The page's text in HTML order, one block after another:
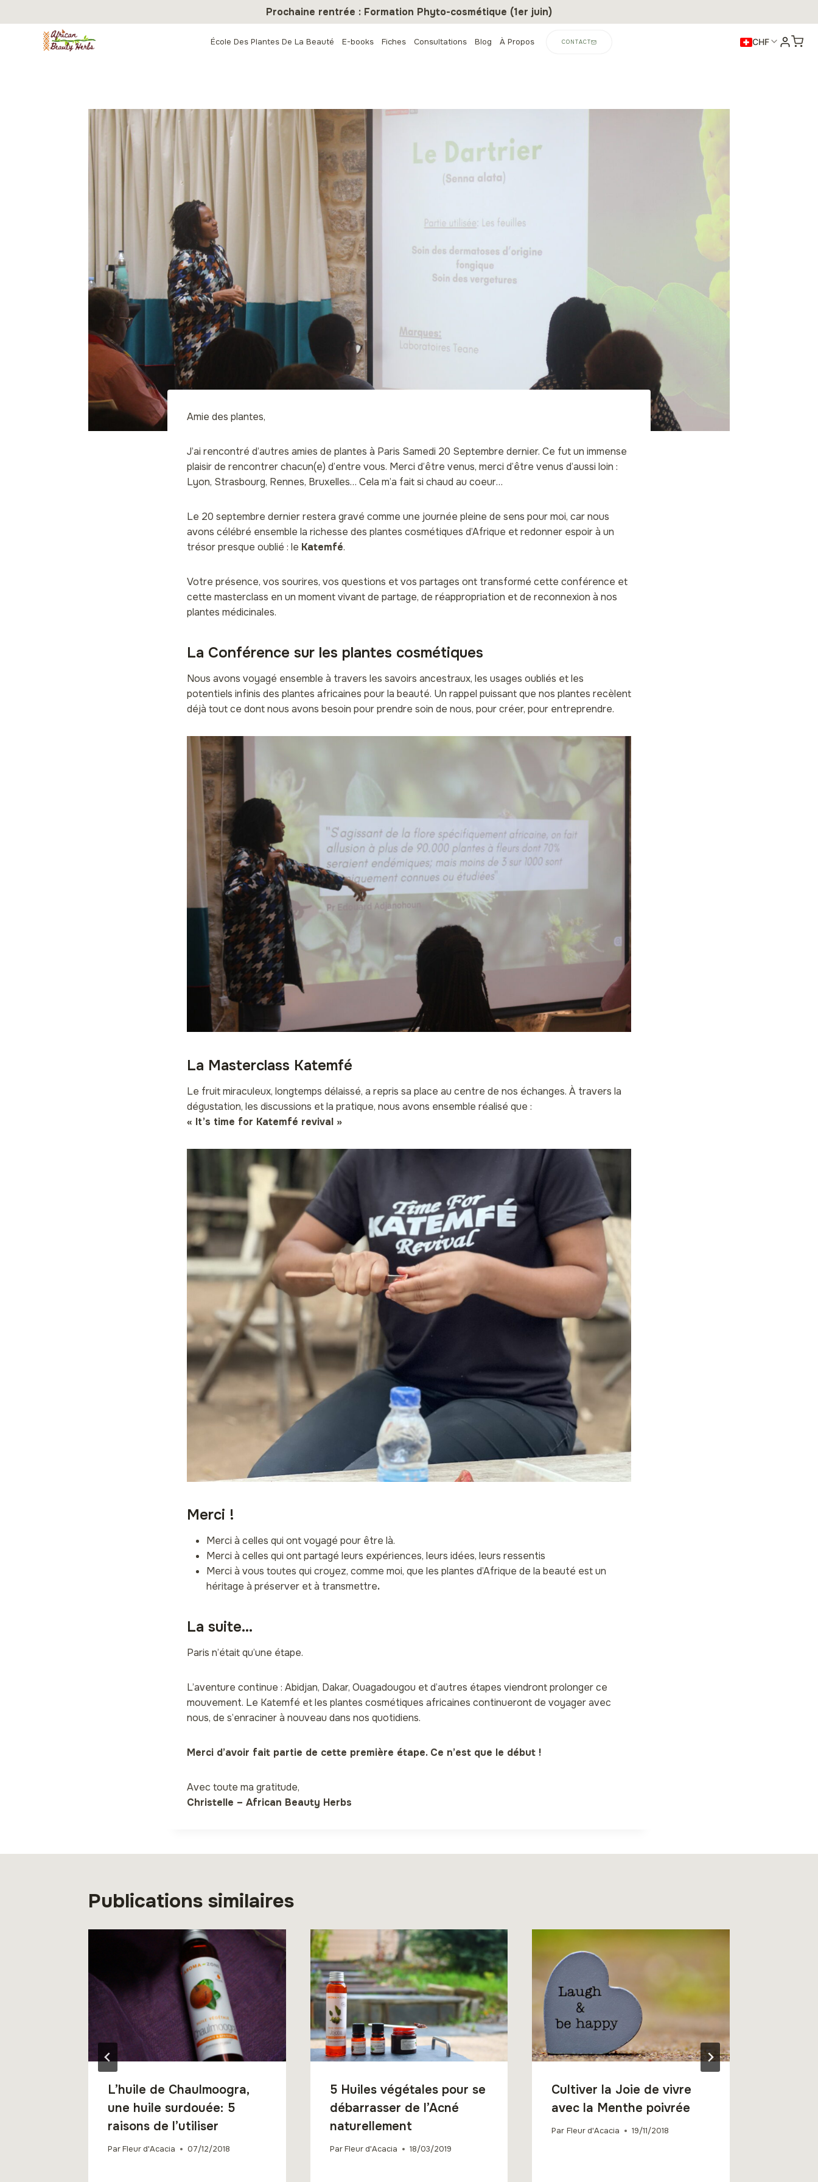
au
Prochaine rentrée : Formation Phyto-cosmétique (1er juin)
École Des Plantes De La Beauté E-books Fiches Consultations Blog À Propos CONTACT CHF
Amie des plantes,
J’ai rencontré d’autres amies de plantes à Paris Samedi 20 Septembre dernier. Ce fut un immense
plaisir de rencontrer chacun(e) d’entre vous. Merci d’être venus, merci d’être venus d’aussi loin :
Lyon, Strasbourg, Rennes, Bruxelles… Cela m’a fait si chaud au coeur…
Le 20 septembre dernier restera gravé comme une journée pleine de sens pour moi, car nous
avons célébré ensemble la richesse des plantes cosmétiques d’Afrique et redonner espoir à un
trésor presque oublié : le Katemfé.
Votre présence, vos sourires, vos questions et vos partages ont transformé cette conférence et
cette masterclass en un moment vivant de partage, de réappropriation et de reconnexion à nos
plantes médicinales.
La Conférence sur les plantes cosmétiques
Nous avons voyagé ensemble à travers les savoirs ancestraux, les usages oubliés et les
potentiels infinis des plantes africaines pour la beauté. Un rappel puissant que nos plantes recèlent
déjà tout ce dont nous avons besoin pour prendre soin de nous, pour créer, pour entreprendre.
La Masterclass Katemfé
Le fruit miraculeux, longtemps délaissé, a repris sa place au centre de nos échanges. À travers la
dégustation, les discussions et la pratique, nous avons ensemble réalisé que :
« It’s time for Katemfé revival »
Merci !
Merci à celles qui ont voyagé pour être là.
Merci à celles qui ont partagé leurs expériences, leurs idées, leurs ressentis
Merci à vous toutes qui croyez, comme moi, que les plantes d’Afrique de la beauté est un
héritage à préserver et à transmettre.
La suite…
Paris n’était qu’une étape.
L’aventure continue : Abidjan, Dakar, Ouagadougou et d’autres étapes viendront prolonger ce
mouvement. Le Katemfé et les plantes cosmétiques africaines continueront de voyager avec
nous, de s’enraciner à nouveau dans nos quotidiens.
Merci d’avoir fait partie de cette première étape. Ce n’est que le début !
Avec toute ma gratitude,
Christelle – African Beauty Herbs
Publications similaires
L’huile de Chaulmoogra,
une huile surdouée: 5
raisons de l’utiliser
ParFleur d'Acacia 07/12/2018
5 Huiles végétales pour se
débarrasser de l’Acné
naturellement
Par Fleur d'Acacia 18/03/2019
Cultiver la Joie de vivre
avec la Menthe poivrée
Par Fleur d'Acacia 19/11/2018